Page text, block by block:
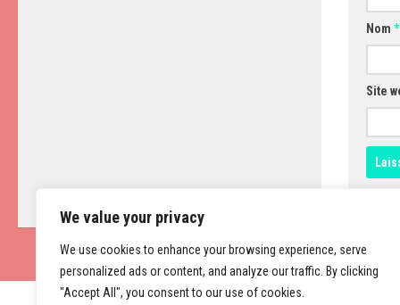
We value your privacy
We use cookies to enhance your browsing experience, serve
personalized ads or content, and analyze our traffic. By clicking
"Accept All", you consent to our use of cookies.
Nom *
Site